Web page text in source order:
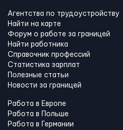
Агентства по трудоустройству
Найти на карте
Форум о работе за границей
Найти работника
Справочник профессий
Статистика зарплат
Полезные статьи
Новости за границей
Работа в Европе
Работа в Польше
Работа в Германии